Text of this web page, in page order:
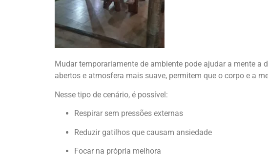
Mudar temporariamente de ambiente pode ajudar a mente
abertos e atmosfera mais suave, permitem que o corpo e a
Nesse tipo de cenário, é possível:
Respirar sem pressões externas
Reduzir gatilhos que causam ansiedade
Focar na própria melhora